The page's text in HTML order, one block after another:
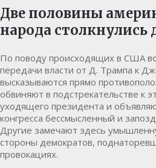
Две половины
народа столкнулись
По поводу происходящих в США
передачи власти от Д. Трампа к
высказываются прямо
обвиняют в подстрекательстве к
уходящего президента и
конгресса бессмысленный и
Другие замечают здесь
стороны демократов,
провокациях.